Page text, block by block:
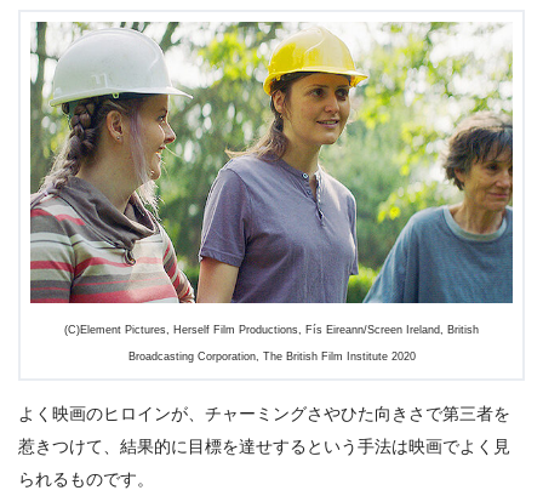
(C)Element Pictures, Herself Film Productions, Fís Eireann/Screen Ireland, British
Broadcasting Corporation, The British Film Institute 2020
よく映画のヒロインが、チャーミングさやひた向きさで第三者を
惹きつけて、結果的に目標を達せするという手法は映画でよく見
られるものです。